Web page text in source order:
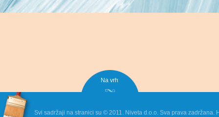
Na vrh
Svi sadržaji na stranici su © 2011. Niveta d.o.o. Sva prava zadržana.